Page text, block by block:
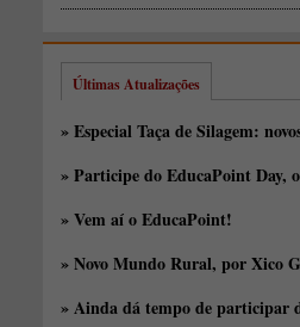
Últimas Atualizações
» Especial Taça de Silagem:
» Participe do EducaPoint Day,
» Vem aí o EducaPoint!
» Novo Mundo Rural, por Xico
» Ainda dá tempo de participar